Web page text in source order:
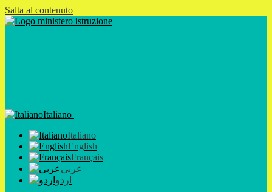
Salta al contenuto
Italiano
Italiano
English
Français
عربى
اردو